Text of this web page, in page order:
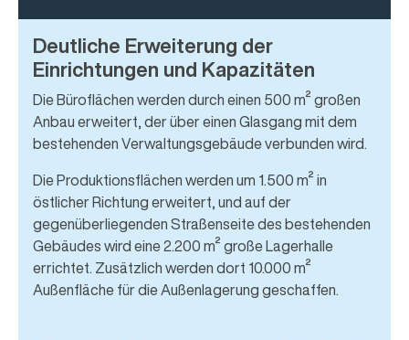
Deutliche Erweiterung der
Einrichtungen und Kapazitäten
Die Büroflächen werden durch einen 500 m² großen
Anbau erweitert, der über einen Glasgang mit dem
bestehenden Verwaltungsgebäude verbunden wird.
Die Produktionsflächen werden um 1.500 m² in
östlicher Richtung erweitert, und auf der
gegenüberliegenden Straßenseite des bestehenden
Gebäudes wird eine 2.200 m² große Lagerhalle
errichtet. Zusätzlich werden dort 10.000 m²
Außenfläche für die Außenlagerung geschaffen.